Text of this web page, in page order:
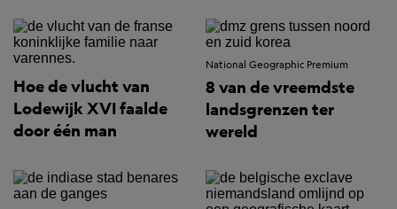
Hoe de vlucht van
Lodewijk XVI faalde
door één man
National Geographic Premium
8 van de vreemdste
landsgrenzen ter
wereld